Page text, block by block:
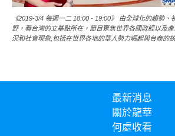
《2019-3/4 每週一二 18:00 - 19:00》 由全球化的趨勢、
野，看台灣的立基點所在，節目聚焦世界各國政經以及
況和社會現象,包括在世界各地的華人勢力崛起與台商的
最新消息
關於龍華
何處收看